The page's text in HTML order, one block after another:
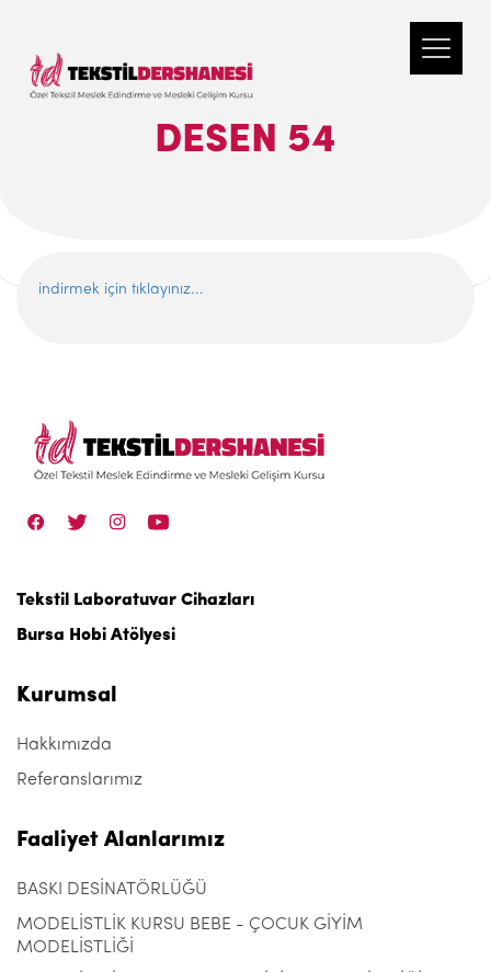
DESEN 54
indirmek için tıklayınız...
Tekstil Laboratuvar Cihazları
Bursa Hobi Atölyesi
Kurumsal
Hakkımızda
Referanslarımız
Faaliyet Alanlarımız
BASKI DESİNATÖRLÜĞÜ
MODELİSTLİK KURSU BEBE - ÇOCUK GİYİM
MODELİSTLİĞİ